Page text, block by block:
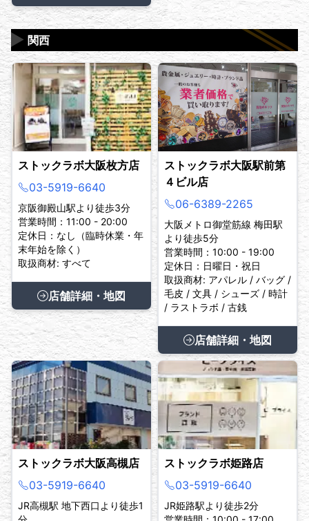
関西
▶
ストックラボ大阪枚方店
03-5919-6640
京阪御殿山駅より徒歩3分
営業時間：11:00 - 20:00
定休日：なし（臨時休業・年
末年始を除く）
取扱商材: すべて
店舗詳細・地図
ストックラボ大阪駅前第
４ビル店
06-6389-2265
大阪メトロ御堂筋線 梅田駅
より徒歩5分
営業時間：10:00 - 19:00
定休日：日曜日・祝日
取扱商材: アパレル / バッグ /
毛皮 / 文具 / シューズ / 時計
/ ラストラボ / 古銭
店舗詳細・地図
ストックラボ大阪高槻店
03-5919-6640
JR高槻駅 地下西口より徒歩1
ストックラボ姫路店
03-5919-6640
JR姫路駅より徒歩2分